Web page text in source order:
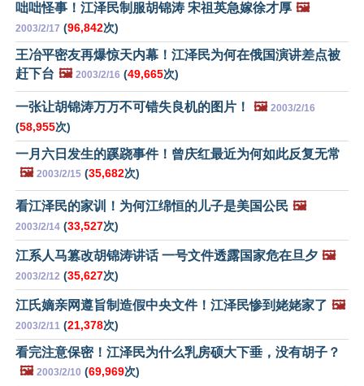
咄咄怪事！江泽民制服胡锦涛 宋祖英急嫁徐才厚 🖼️
2003/2/17 (96,842次)
王冶平密友再爆惊天内幕！江泽民为何在俄国演讲差点被
赶下台 🖼️ 2003/2/16 (49,665次)
一张让胡锦涛万万不可错失良机的图片！ 🖼️ 2003/2/16
(58,955次)
一月六日发生的蹊跷事件！曾庆红最近为何如此反复无常
🖼️ 2003/2/15 (35,682次)
看江泽民的家训！为何江绵恒的儿子是美国公民 🖼️
2003/2/14 (33,527次)
江系人马篡改胡锦涛讲话 一号文件透露国家危在旦夕 🖼️
2003/2/12 (35,627次)
江氏嫡亲网遵旨制造假中央文件！江泽民惨到姥姥家了 🖼️
2003/2/11 (21,378次)
看完注意保密！江泽民为什么乳房硕大下垂，没有胡子？
🖼️ 2003/2/10 (69,969次)